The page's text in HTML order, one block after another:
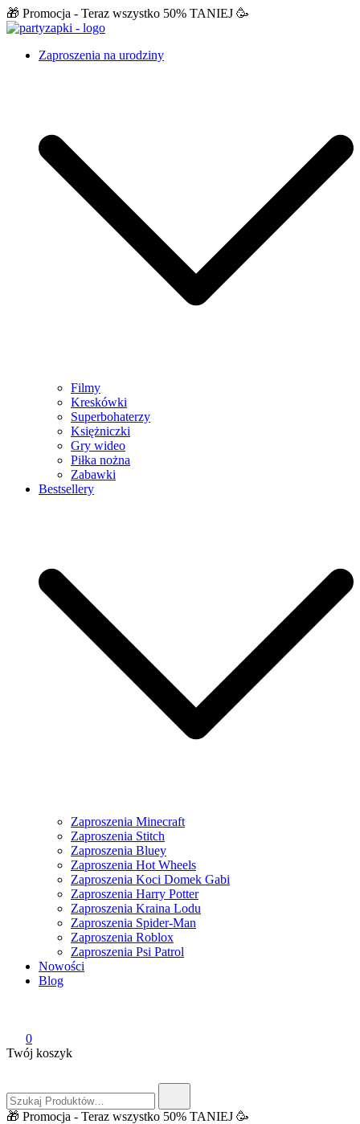
Przejdź
do
🎁 Promocja - Teraz wszystko 50% TANIEJ 🥳
Zaproszenia na urodziny
Filmy
Kreskówki
Superbohaterzy
Księżniczki
Gry wideo
Piłka nożna
Zabawki
Bestsellery
Zaproszenia Minecraft
Zaproszenia Stitch
Zaproszenia Bluey
Zaproszenia Hot Wheels
Zaproszenia Koci Domek Gabi
Zaproszenia Harry Potter
Zaproszenia Kraina Lodu
Zaproszenia Spider-Man
Zaproszenia Roblox
Zaproszenia Psi Patrol
Nowości
Blog
0
Twój koszyk
🎁 Promocja - Teraz wszystko 50% TANIEJ 🥳